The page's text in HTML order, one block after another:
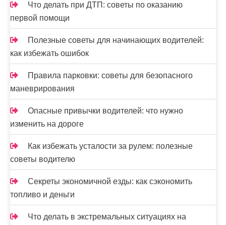
Что делать при ДТП: советы по оказанию
первой помощи
Полезные советы для начинающих водителей:
как избежать ошибок
Правила парковки: советы для безопасного
маневрирования
Опасные привычки водителей: что нужно
изменить на дороге
Как избежать усталости за рулем: полезные
советы водителю
Секреты экономичной езды: как сэкономить
топливо и деньги
Что делать в экстремальных ситуациях на